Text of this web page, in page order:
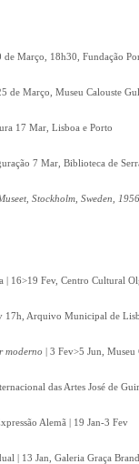
de Março, 18h30, Fundação
de Março, Museu Calouste
17 Mar, Lisboa e Porto
7 Mar, Biblioteca de
Stockholm, Sweden,
| 16>19 Fev, Centro Cultural
17h, Arquivo Municipal de
moderno | 3 Fev>5 Jun,
das Artes José de
Alemã | 19 Jan-3 Fev
| 13 Jan, Galeria Graça